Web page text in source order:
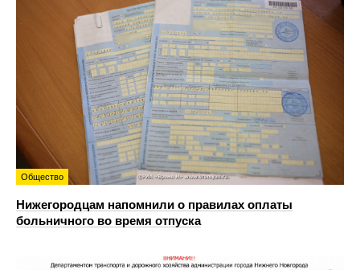
Общество
Нижегородцам напомнили о правилах оплаты
больничного во время отпуска